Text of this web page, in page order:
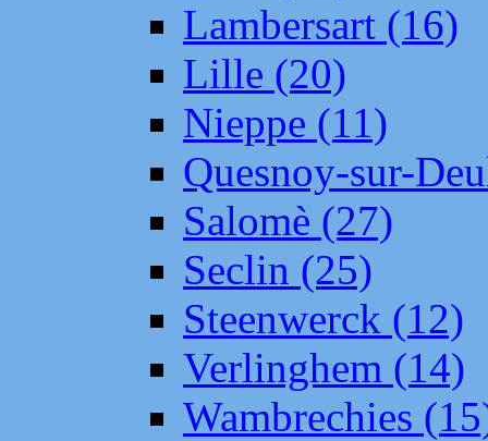
Lambersart (16)
Lille (20)
Nieppe (11)
Quesnoy-sur-
Salomè (27)
Seclin (25)
Steenwerck (12)
Verlinghem (14)
Wambrechies